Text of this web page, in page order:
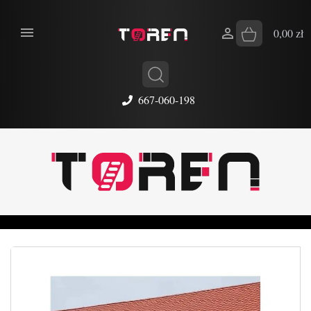
667-060-198
 0,00 zł
